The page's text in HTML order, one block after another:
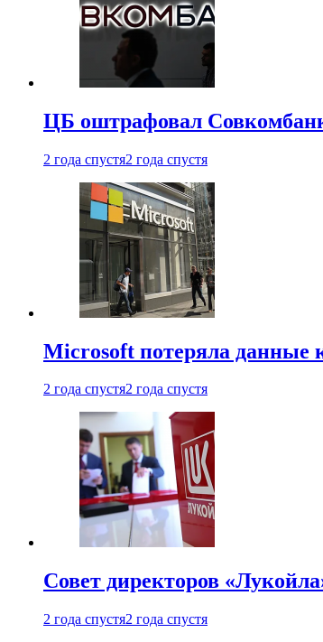
ЦБ оштрафовал
2 года спустя2 года спустя
Microsoft потеряла данные
2 года спустя2 года спустя
Совет директоров
2 года спустя2 года спустя